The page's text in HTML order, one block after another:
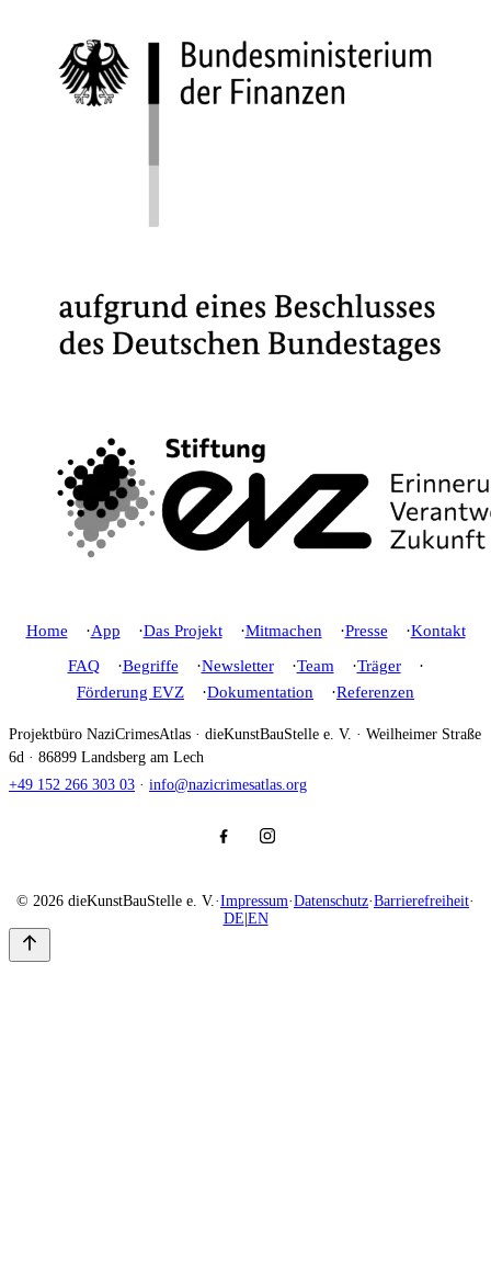
Home App Das Projekt Mitmachen Presse
Kontakt
FAQ
Begriffe Newsletter Team
Träger
Förderung EVZ
Dokumentation Referenzen
Projektbüro NaziCrimesAtlas · dieKunstBauStelle e. V. · Weilheimer Straße
6d · 86899 Landsberg am Lech
+49 152 266 303 03 · info@nazicrimesatlas.org
© 2026 dieKunstBauStelle e. V. ·Impressum·Datenschutz·Barrierefreiheit·
DE EN